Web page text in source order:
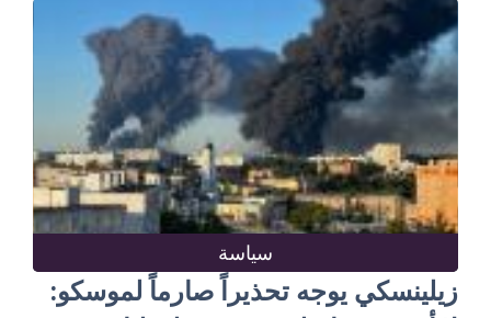
سياسة
زيلينسكي يوجه تحذيراً صارماً لموسكو: